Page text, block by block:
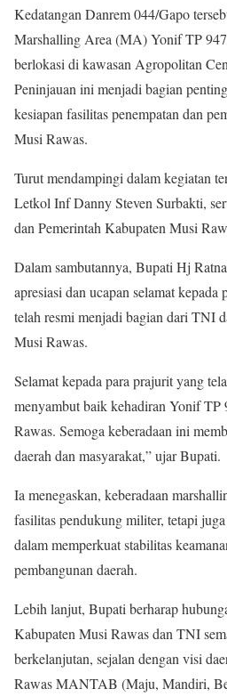
Kedatangan Danrem 044/Gapo
Marshalling Area (MA) Yonif TP
berlokasi di kawasan Agropolitan
Peninjauan ini menjadi bagian
kesiapan fasilitas penempatan dan
Musi Rawas.
Turut mendampingi dalam kegiatan
Letkol Inf Danny Steven Surbakti,
dan Pemerintah Kabupaten Musi
Dalam sambutannya, Bupati Hj
apresiasi dan ucapan selamat
telah resmi menjadi bagian dari TNI
Musi Rawas.
Selamat kepada para prajurit yang
menyambut baik kehadiran Yonif
Rawas. Semoga keberadaan ini
daerah dan masyarakat,” ujar Bupati.
Ia menegaskan, keberadaan
fasilitas pendukung militer, tetapi
dalam memperkuat stabilitas
pembangunan daerah.
Lebih lanjut, Bupati berharap
Kabupaten Musi Rawas dan TNI
berkelanjutan, sejalan dengan visi
Rawas MANTAB (Maju, Mandiri,